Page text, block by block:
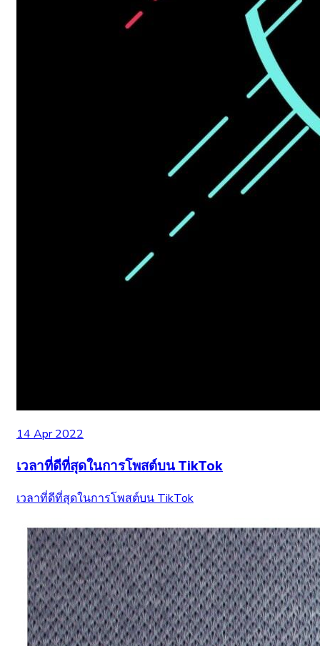
14 Apr 2022
เวลาที่ดีที่สุดในการโพสต์บน TikTok
เวลาที่ดีที่สุดในการโพสต์บน TikTok